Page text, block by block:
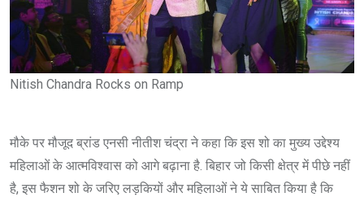
Nitish Chandra Rocks on Ramp
मौके पर मौजूद ब्रांड एनसी नीतीश चंद्रा ने कहा कि इस शो का मुख्य उद्देश्य
महिलाओं के आत्मविश्वास को आगे बढ़ाना है. बिहार जो किसी क्षेत्र में पीछे नहीं
है, इस फैशन शो के जरिए लड़कियों और महिलाओं ने ये साबित किया है कि